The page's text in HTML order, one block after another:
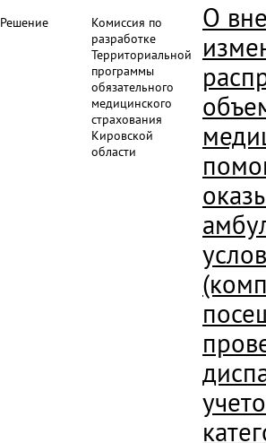
Решение
Комиссия по
разработке
Территориальной
программы
обязательного
медицинского
страхования
Кировской
области
О